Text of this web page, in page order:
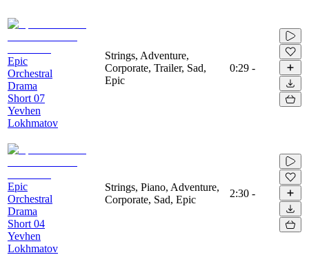
Epic
Orchestral
Drama
Short 07
Yevhen
Lokhmatov
Strings, Adventure,
Corporate, Trailer, Sad,
Epic
0:29 -
Epic
Orchestral
Drama
Short 04
Yevhen
Lokhmatov
Strings, Piano, Adventure,
Corporate, Sad, Epic
2:30 -